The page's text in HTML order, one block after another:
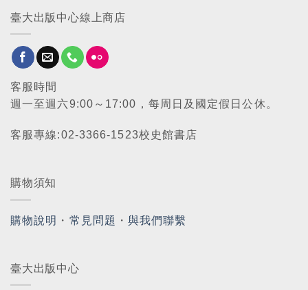
臺大出版中心線上商店
客服時間
週一至週六9:00～17:00，每周日及國定假日公休。
客服專線:02-3366-1523校史館書店
購物須知
購物說明 ・ 常見問題 ・與我們聯繫
臺大出版中心